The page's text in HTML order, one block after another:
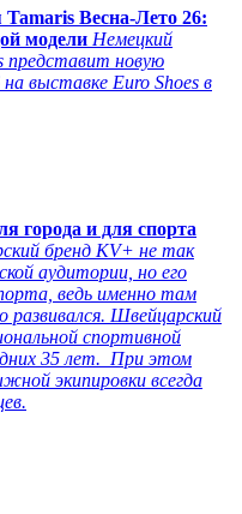
Весна-Лето 26:
модели Немецкий
представит новую
выставке Euro Shoes в
города и для спорта
бренд KV+ не так
аудитории, но его
ведь именно там
развивался. Швейцарский
спортивной
35 лет. При этом
экипировки всегда